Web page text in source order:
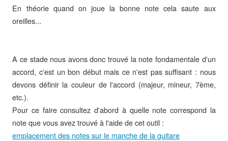
En théorie quand on joue la bonne note cela saute aux
oreilles...
A ce stade nous avons donc trouvé la note fondamentale d'un
accord, c'est un bon début mais ce n'est pas suffisant : nous
devons définir la couleur de l'accord (majeur, mineur, 7ème,
etc.).
Pour ce faire consultez d'abord à quelle note correspond la
note que vous avez trouvé à l'aide de cet outil :
emplacement des notes sur le manche de la guitare